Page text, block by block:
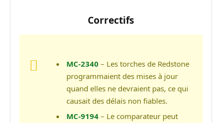
Correctifs
MC-2340 – Les torches de Redstone
programmaient des mises à jour
quand elles ne devraient pas, ce qui
causait des délais non fiables.
MC-9194 – Le comparateur peut